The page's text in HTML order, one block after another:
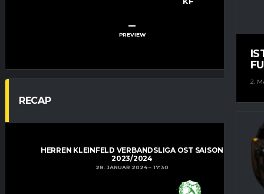
2.
–
PREVIEW
RECAP
HERREN KLEINFELD VERBANDSLIGA OST SAISON
2023/2024
28. JANUAR 2024 17:30